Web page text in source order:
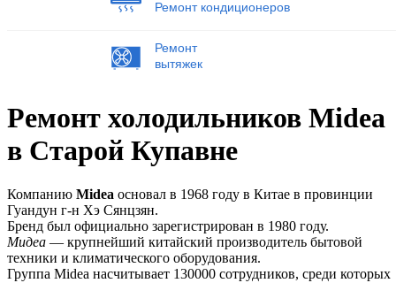
Ремонт кондиционеров
Ремонт
вытяжек
Ремонт холодильников Midea
в Старой Купавне
Компанию Midea основал в 1968 году в Китае в провинции
Гуандун г-н Хэ Сянцзян.
Бренд был официально зарегистрирован в 1980 году.
Мидеа — крупнейший китайский производитель бытовой
техники и климатического оборудования.
Группа Midea насчитывает 130000 сотрудников, среди которых